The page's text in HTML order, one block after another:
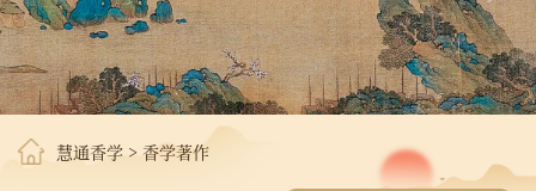
慧通香学 > 香学著作